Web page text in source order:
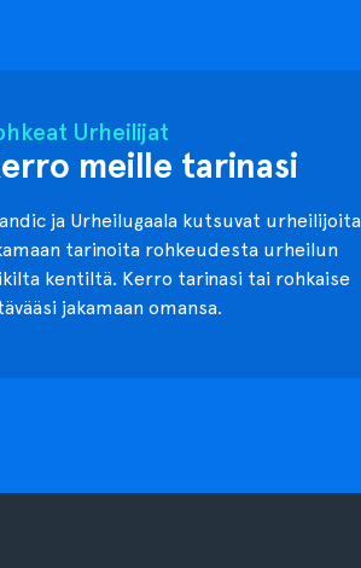
Urheilijat
meille tarinasi
ja Urheilugaala kutsuvat urheilijoita
tarinoita rohkeudesta urheilun
kentiltä. Kerro tarinasi tai rohkaise
jakamaan omansa.